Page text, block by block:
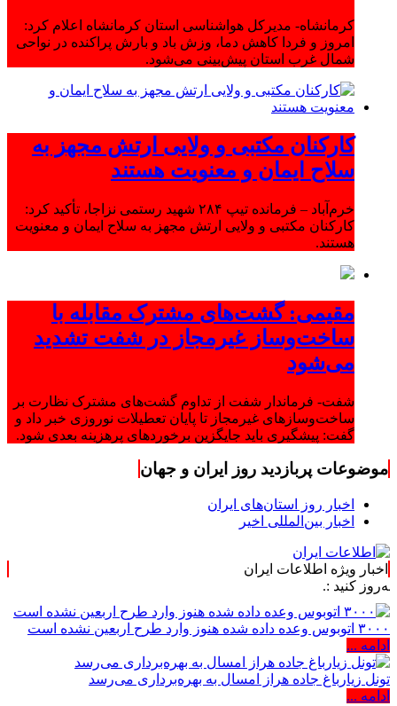
کرمانشاه- مدیرکل هواشناسی استان کرمانشاه اعلام کرد:
امروز و فردا کاهش دما، وزش باد و بارش پراکنده در نواحی
شمال غرب استان پیش‌بینی می‌شود.
کارکنان مکتبی و ولایی ارتش مجهز به
سلاح ایمان و معنویت هستند
خرم‌آباد – فرمانده تیپ ۲۸۴ شهید رستمی نزاجا، تأکید کرد:
کارکنان مکتبی و ولایی ارتش مجهز به سلاح ایمان و معنویت
هستند.
مقیمی: گشت‌های مشترک مقابله با
ساخت‌وساز غیرمجاز در شفت تشدید
می‌شود
شفت- فرماندار شفت از تداوم گشت‌های مشترک نظارت بر
ساخت‌وسازهای غیرمجاز تا پایان تعطیلات نوروزی خبر داد و
گفت: پیشگیری باید جایگزین برخوردهای پرهزینه بعدی شود.
موضوعات پربازدید روز ایران و جهان
اخبار روز استان‌های ایران
اخبار بین‌المللی اخیر
اخبار ویژه اطلاعات ایران
۳۰۰۰ اتوبوس وعده داده شده هنوز وارد طرح اربعین نشده است
ادامه ...
تونل زیارباغ جاده هراز امسال به بهره‌برداری می‌رسد
ادامه ...